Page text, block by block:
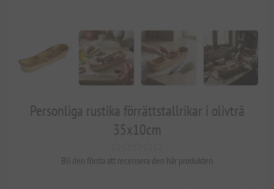
Personliga rustika förrättstallrikar i olivträ
35x10cm
Bli den första att recensera den här produkten